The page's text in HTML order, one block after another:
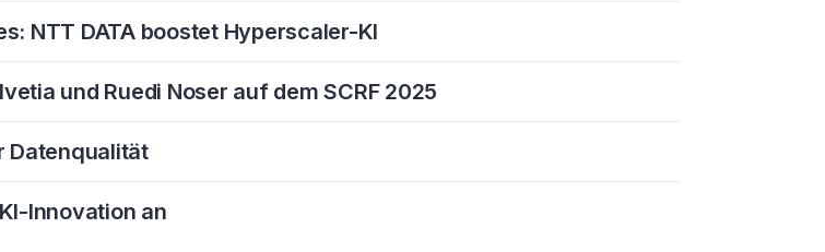
NTT DATA boostet Hyperscaler-KI
und Ruedi Noser auf dem SCRF 2025
Datenqualität
Innovation an